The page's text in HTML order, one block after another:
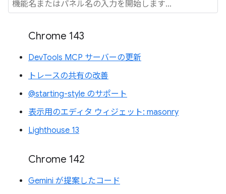
Chrome 143
DevTools MCP サーバーの更新
トレースの共有の改善
@starting-style のサポート
表示用のエディタ ウィジェット: masonry
Lighthouse 13
Chrome 142
Gemini が提案したコード